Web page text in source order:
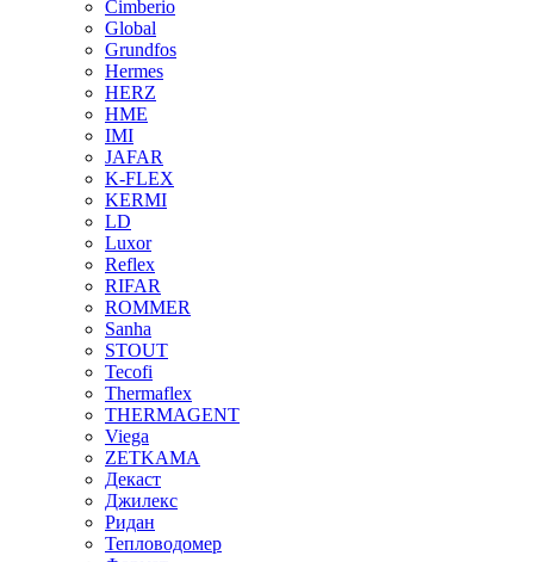
Cimberio
Global
Grundfos
Hermes
HERZ
HME
IMI
JAFAR
K-FLEX
KERMI
LD
Luxor
Reflex
RIFAR
ROMMER
Sanha
STOUT
Tecofi
Thermaflex
THERMAGENT
Viega
ZETKAMA
Декаст
Джилекс
Ридан
Тепловодомер